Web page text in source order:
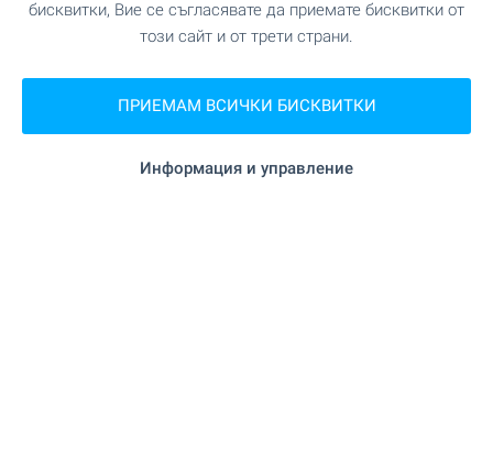
бисквитки, Вие се съгласявате да приемате бисквитки от
този сайт и от трети страни.
ПРИЕМАМ ВСИЧКИ БИСКВИТКИ
Информация и управление